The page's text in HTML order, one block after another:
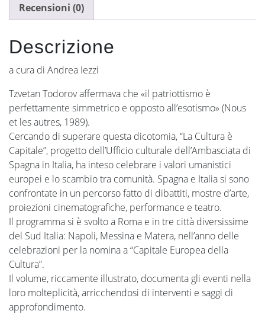
Recensioni (0)
Descrizione
a cura di Andrea Iezzi
Tzvetan Todorov affermava che «il patriottismo è
perfettamente simmetrico e opposto all’esotismo» (Nous
et les autres, 1989).
Cercando di superare questa dicotomia, “La Cultura è
Capitale”, progetto dell’Ufficio culturale dell’Ambasciata di
Spagna in Italia, ha inteso celebrare i valori umanistici
europei e lo scambio tra comunità. Spagna e Italia si sono
confrontate in un percorso fatto di dibattiti, mostre d’arte,
proiezioni cinematografiche, performance e teatro.
Il programma si è svolto a Roma e in tre città diversissime
del Sud Italia: Napoli, Messina e Matera, nell’anno delle
celebrazioni per la nomina a “Capitale Europea della
Cultura”.
Il volume, riccamente illustrato, documenta gli eventi nella
loro molteplicità, arricchendosi di interventi e saggi di
approfondimento.